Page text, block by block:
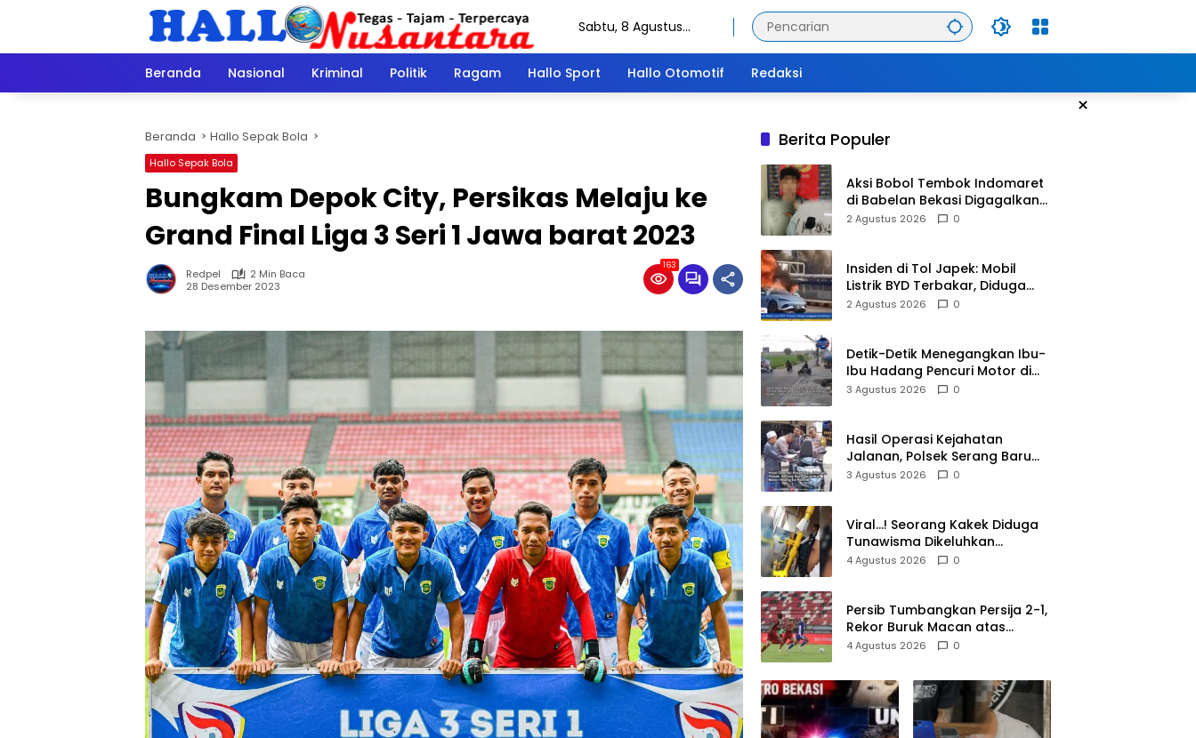
Sabtu, 8 Agustus
Beranda
Nasional Kriminal Politik Ragam Hallo Sport Hallo Otomotif Redaksi
×
Beranda Hallo Sepak Bola
Hallo Sepak Bola
Bungkam Depok City, Persikas Melaju ke
Grand Final Liga 3 Seri 1 Jawa barat 2023
Redpel
2 Min Baca
28 Desember 2023
163
Berita Populer
Aksi Bobol Tembok Indomaret
di Babelan Bekasi Digagalkan
Satpam dan Warga, Dua
2 Agustus 2026 0
Insiden di Tol Japek: Mobil
Listrik BYD Terbakar, Diduga
Gangguan Korsleting Listrik
2 Agustus 2026 0
Detik-Detik Menegangkan Ibu-
Ibu Hadang Pencuri Motor di
Purwasari Karawang, Pelaku
3 Agustus 2026 0
Hasil Operasi Kejahatan
Jalanan, Polsek Serang Baru
Serahkan Motor Hilang ke
3 Agustus 2026 0
Viral…! Seorang Kakek Diduga
Tunawisma Dikeluhkan
Penumpang dan Turun dari
4 Agustus 2026 0
Persib Tumbangkan Persija 2-1,
Rekor Buruk Macan atas
Maung Berlanjut
4 Agustus 2026 0